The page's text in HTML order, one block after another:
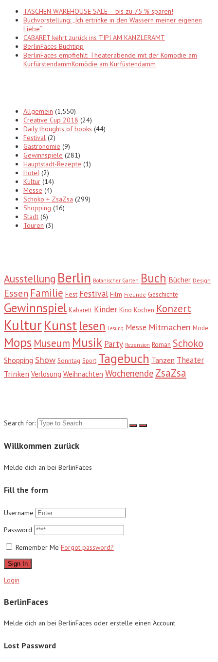
TASCHEN WAREHOUSE SALE – bis zu 75 % sparen!
Buchvorstellung: „Ich ertrinke in den Wassern meiner eigenen
Liebe“
CABARET kehrt zurück ins TIPI AM KANZLERAMT
BerlinFaces Buchtipp
BerlinFaces empfiehlt: Theaterabende mit der Komödie am
KurfürstendammKomödie am Kurfüstendamm
Allgemein (1,550)
Creative Cup 2018 (24)
Daily thoughts of books (44)
Festival (2)
Gastronomie (9)
Gewinnspiele (281)
Hauptstadt-Rezepte (1)
Hotel (2)
Kultur (14)
Messe (4)
Schoko + ZsaZsa (299)
Shopping (16)
Stadt (6)
Touren (3)
Ausstellung Berlin Botanischer Garten Buch Bücher Design
Essen Familie Fest Festival Film Freunde Geschichte
Gewinnspiel Kabarett Kinder Kino Kochen Konzert
KulturKunstlesen Lesung Messe Mitmachen Mode
Mops Museum Musik Party Rezension Roman Schoko
Shopping Show Sonntag Sport Tagebuch Tanzen Theater
Trinken Verlosung Weihnachten Wochenende ZsaZsa
Search for:
Willkommen zurück
Melde dich an bei BerlinFaces
Fill the form
Username
Password
Remember Me Forgot password?
Sign In
Login
BerlinFaces
Melde dich an bei BerlinFaces oder erstelle einen Account
Lost Password